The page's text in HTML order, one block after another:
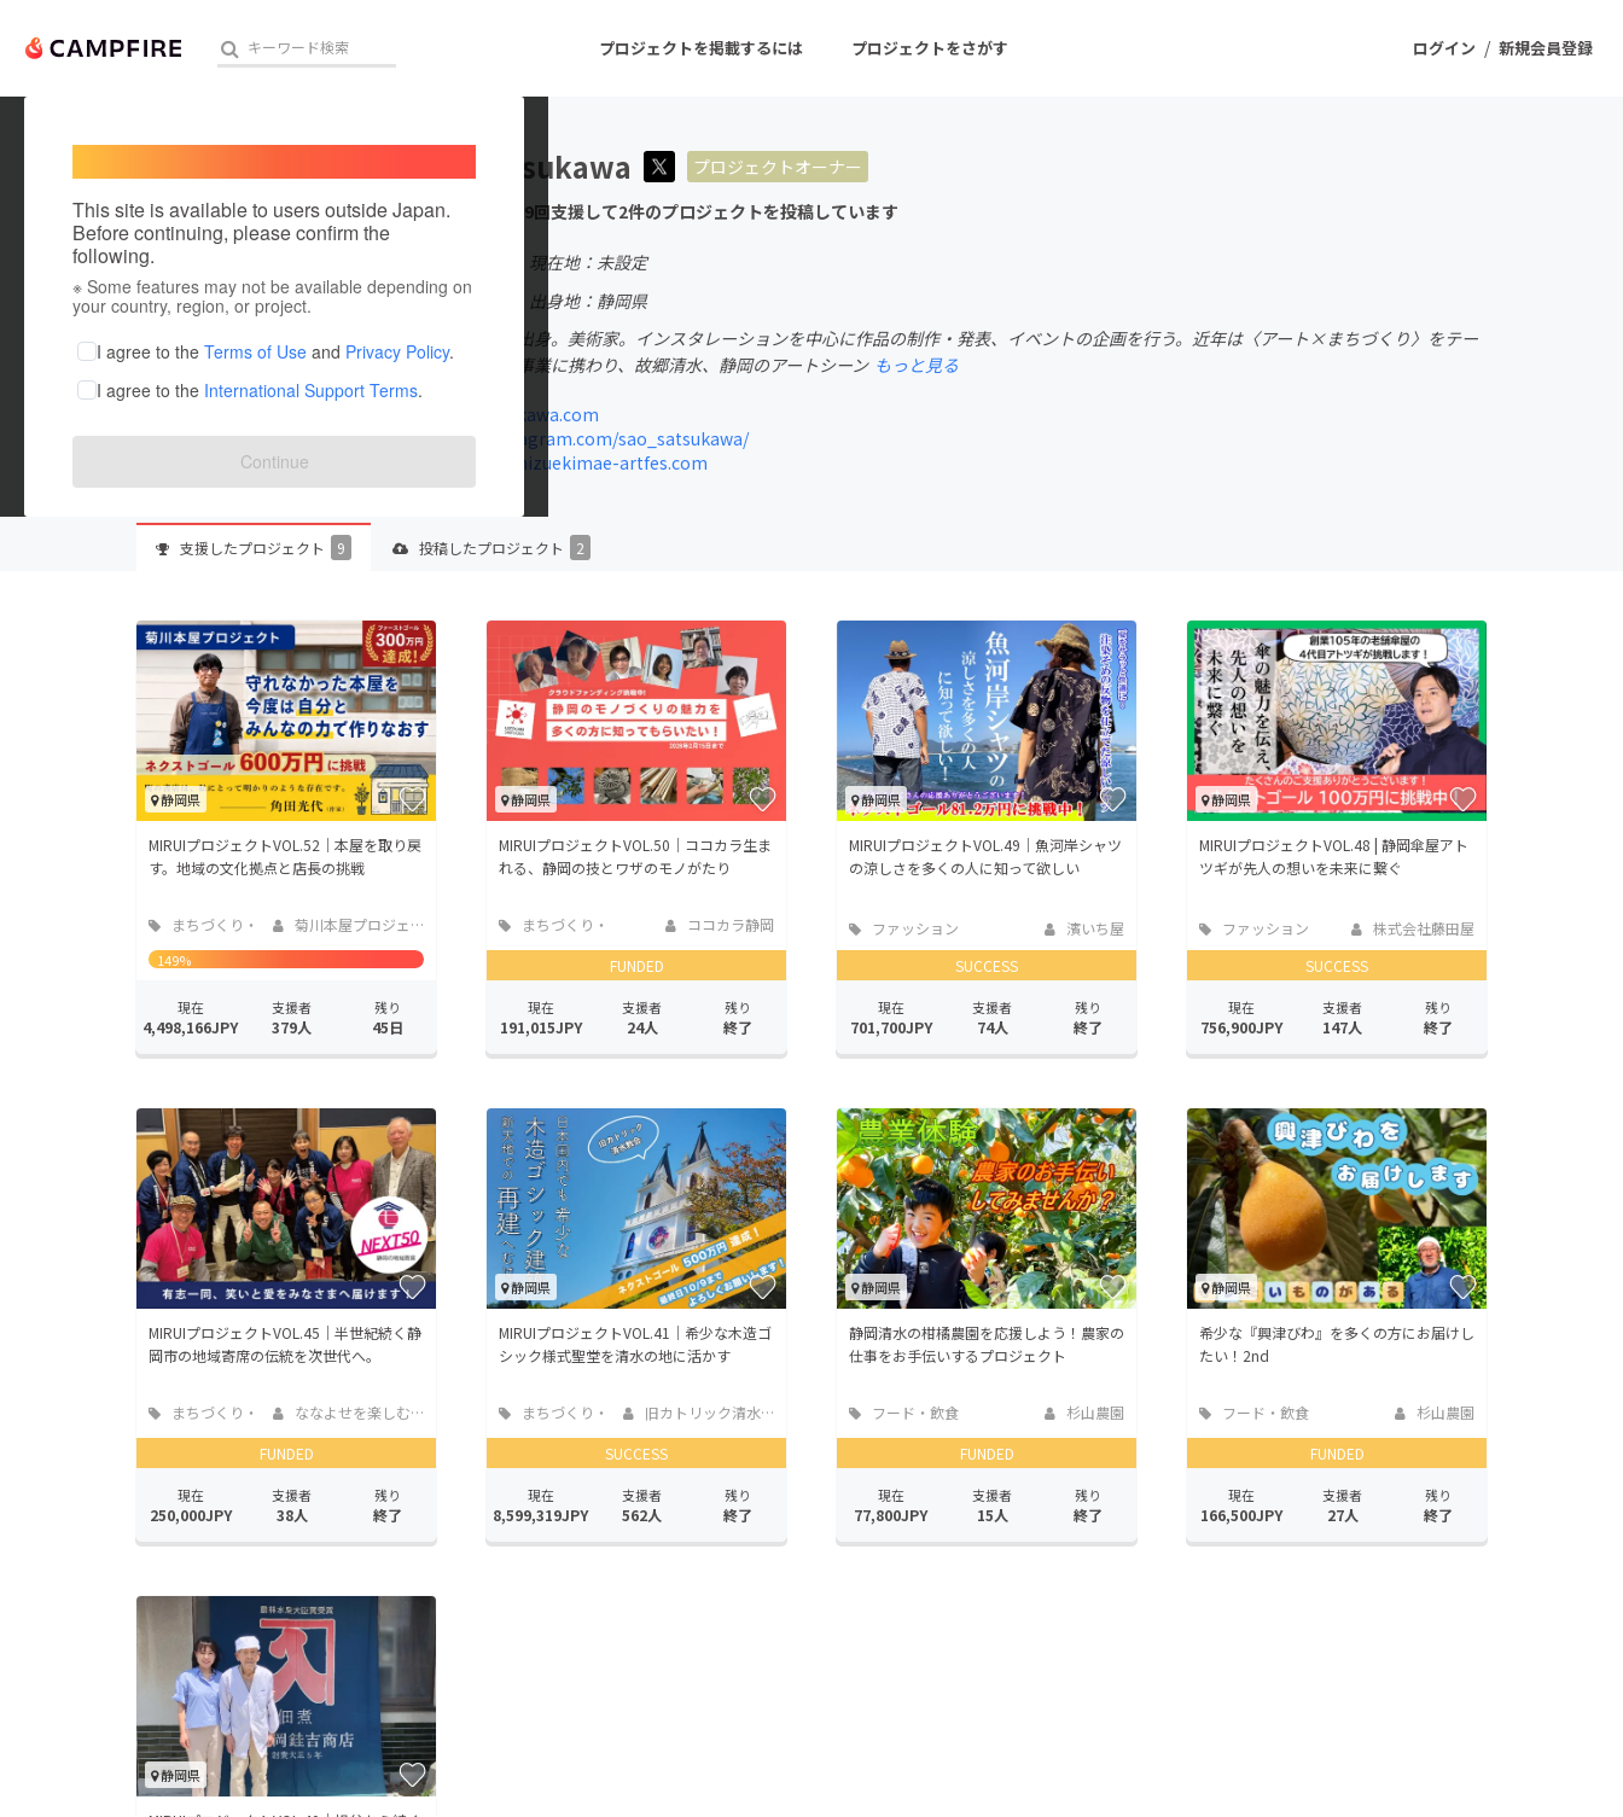
ログイン / 新規会員登録
プロジェクトを掲載するには プロジェクトをさがす
人気のプロジェクト 注目のリターン 注目の新着プロジェクト
アート・写真 音楽
テクノロジー・ガジェット
ゲーム・サービス開発 フード・飲食店
ファッション
映像・映画
ビジネス・起業
チャレンジ
まちづくり・地域活性化
CAMPFIREふるさと納税
machi-ya コミュニティ
This site is available to users outside Japan.
Before continuing, please confirm the
following.
※ Some features may not be available depending on
your country, region, or project.
I agree to the Terms of Use and Privacy Policy.
I agree to the International Support Terms.
Continue
Sao Satsukawa
プロジェクトオーナー
これまでに9回支援して2件のプロジェクトを投稿しています
現在地：未設定
出身国：日本
出身地：静岡県
静岡市清水区出身。美術家。インスタレーションを中心に作品の制作・発表、イベントの企画を行う。近年は〈アート×まちづくり〉をテー
マに地域振興事業に携わり、故郷清水、静岡のアートシーン もっと見る
saosatsukawa.com
www.instagram.com/sao_satsukawa/
www.shimizuekimae-artfes.com
支援したプロジェクト 9 投稿したプロジェクト 2
静岡県
MIRUIプロジェクトVOL.52｜本屋を取り戻
す。地域の文化拠点と店長の挑戦
まちづくり・
地域活性化
菊川本屋プロジェク...
149%
現在
4,498,166JPY
支援者
379人
残り
45日
静岡県
MIRUIプロジェクトVOL.50｜ココカラ生ま
れる、静岡の技とワザのモノがたり
まちづくり・
地域活性化
ココカラ静岡
FUNDED
現在
191,015JPY
支援者
24人
残り
終了
静岡県
MIRUIプロジェクトVOL.49｜魚河岸シャツ
の涼しさを多くの人に知って欲しい
ファッション
濱いち屋
SUCCESS
現在
701,700JPY
支援者
74人
残り
終了
静岡県
MIRUIプロジェクトVOL.48 | 静岡傘屋アト
ツギが先人の想いを未来に繋ぐ
ファッション
株式会社藤田屋
SUCCESS
現在
756,900JPY
支援者
147人
残り
終了
MIRUIプロジェクトVOL.45｜半世紀続く静
岡市の地域寄席の伝統を次世代へ。
まちづくり・
地域活性化
ななよせを楽しむ会
FUNDED
現在
250,000JPY
支援者
38人
残り
終了
静岡県
MIRUIプロジェクトVOL.41｜希少な木造ゴ
シック様式聖堂を清水の地に活かす
まちづくり・
地域活性化
旧カトリック清水教...
SUCCESS
現在
8,599,319JPY
支援者
562人
残り
終了
静岡県
静岡清水の柑橘農園を応援しよう！農家の
仕事をお手伝いするプロジェクト
フード・飲食
店
杉山農園
FUNDED
現在
77,800JPY
支援者
15人
残り
終了
静岡県
希少な『興津びわ』を多くの方にお届けし
たい！2nd
フード・飲食
店
杉山農園
FUNDED
現在
166,500JPY
支援者
27人
残り
終了
静岡県